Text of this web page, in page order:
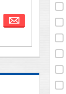
お問合わせ